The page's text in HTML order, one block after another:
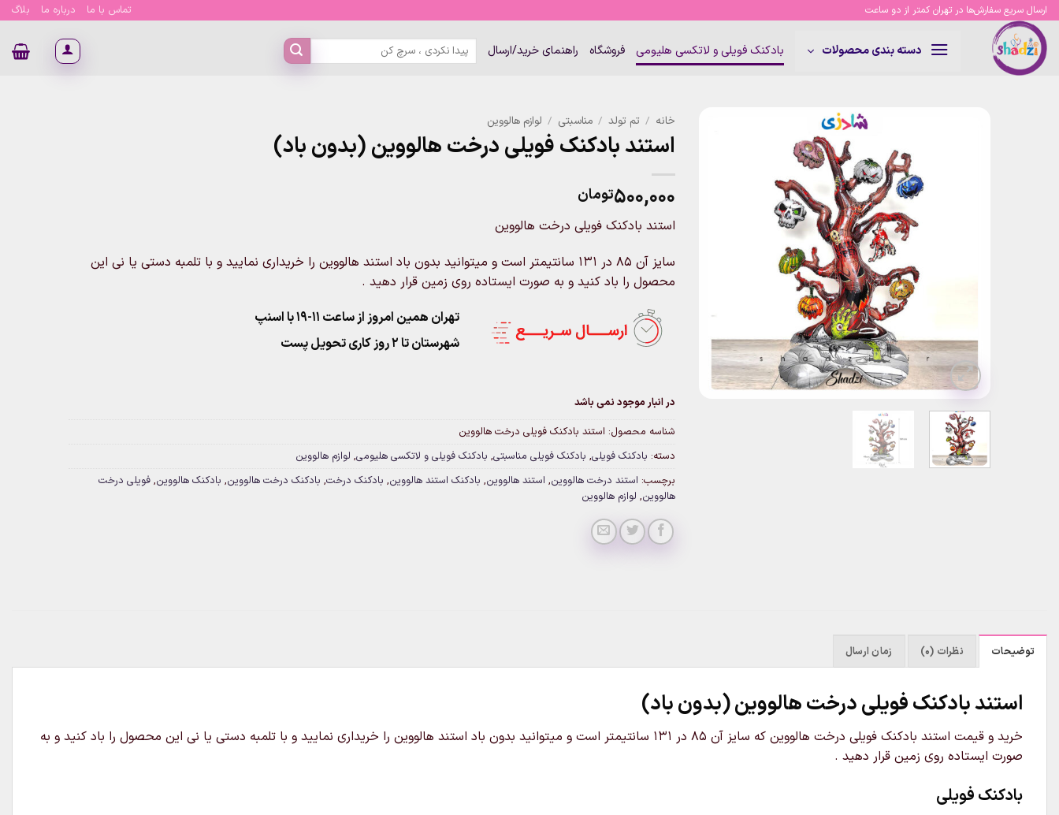
Skip
content
ارسال سریع سفارش‌ها در تهران کمتر از دو ساعت تماس با ما درباره ما بلاگ
دسته بندی محصولات بادکنک فویلی و لاتکسی هلیومی فروشگاه راهنمای خرید/ارسال
جستجو
برای:
خانه / تم تولد / مناسبتی / لوازم هالووین
استند بادکنک فویلی درخت هالووین (بدون باد)
۵۰۰,۰۰۰تومان
استند بادکنک فویلی درخت هالووین
سایز آن 85 در 131 سانتیمتر است و میتوانید بدون باد استند هالووین را خریداری نمایید و با تلمبه دستی یا نی این
محصول را باد کنید و به صورت ایستاده روی زمین قرار دهید .
تهران همین امروز از ساعت ۱۱-۱۹ با اسنپ
شهرستان تا 2 روز کاری تحویل پست
در انبار موجود نمی باشد
شناسه محصول: استند بادکنک فویلی درخت هالووین
دسته: بادکنک فویلی, بادکنک فویلی مناسبتی, بادکنک فویلی و لاتکسی هلیومی, لوازم هالووین
برچسب: استند درخت هالووین, استند هالووین, بادکنک استند هالووین, بادکنک درخت, بادکنک درخت هالووین, بادکنک هالووین, فویلی درخت
هالووین, لوازم هالووین
توضیحات نظرات (0) زمان ارسال
استند بادکنک فویلی درخت هالووین (بدون باد)
خرید و قیمت استند بادکنک فویلی درخت هالووین که سایز آن 85 در 131 سانتیمتر است و میتوانید بدون باد استند هالووین را خریداری نمایید و با تلمبه دستی یا نی این محصول را باد کنید و به
صورت ایستاده روی زمین قرار دهید .
بادکنک فویلی